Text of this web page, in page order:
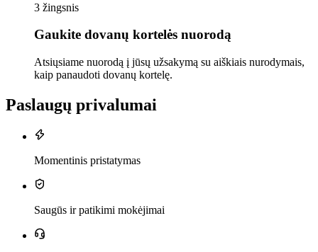
3 žingsnis
Gaukite dovanų kortelės nuorodą
Atsiųsiame nuorodą į jūsų užsakymą su aiškiais nurodymais,
kaip panaudoti dovanų kortelę.
Paslaugų privalumai
Momentinis pristatymas
Saugūs ir patikimi mokėjimai